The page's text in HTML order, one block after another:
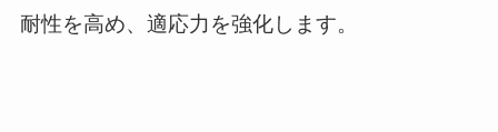
耐性を高め、適応力を強化します。